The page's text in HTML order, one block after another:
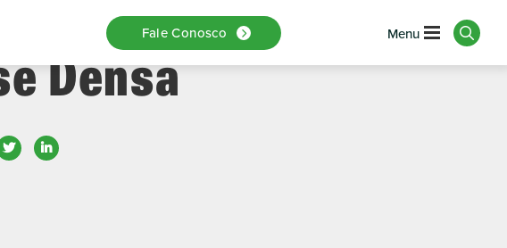
Fale Conosco
El Transporte
Densa
LinkedIn